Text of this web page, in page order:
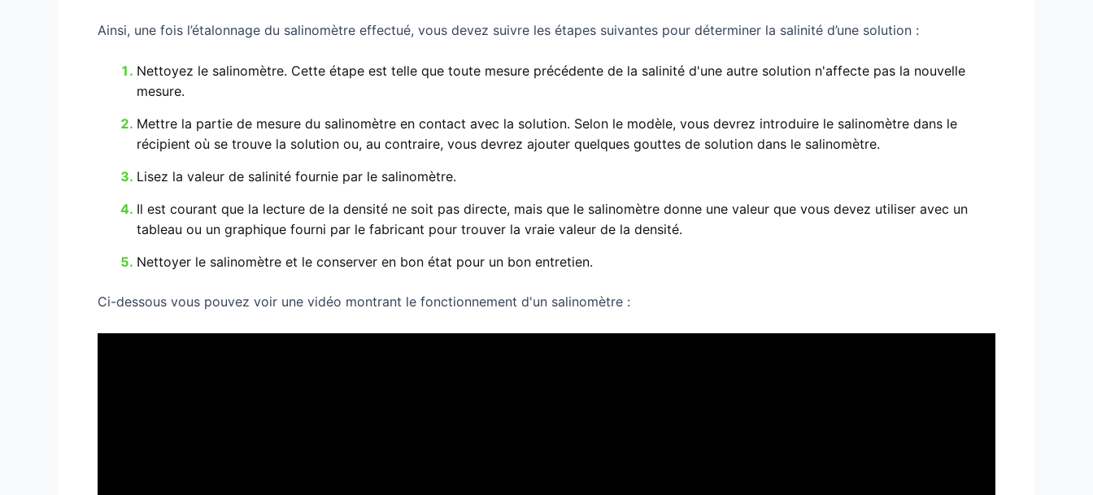
Ainsi, une fois l’étalonnage du salinomètre effectué, vous devez suivre les étapes suivantes pour déterminer la salinité d’une solution :
Nettoyez le salinomètre. Cette étape est telle que toute mesure précédente de la salinité d'une autre solution n'affecte pas la nouvelle
mesure.
Mettre la partie de mesure du salinomètre en contact avec la solution. Selon le modèle, vous devrez introduire le salinomètre dans le
récipient où se trouve la solution ou, au contraire, vous devrez ajouter quelques gouttes de solution dans le salinomètre.
Lisez la valeur de salinité fournie par le salinomètre.
Il est courant que la lecture de la densité ne soit pas directe, mais que le salinomètre donne une valeur que vous devez utiliser avec un
tableau ou un graphique fourni par le fabricant pour trouver la vraie valeur de la densité.
Nettoyer le salinomètre et le conserver en bon état pour un bon entretien.
Ci-dessous vous pouvez voir une vidéo montrant le fonctionnement d'un salinomètre :